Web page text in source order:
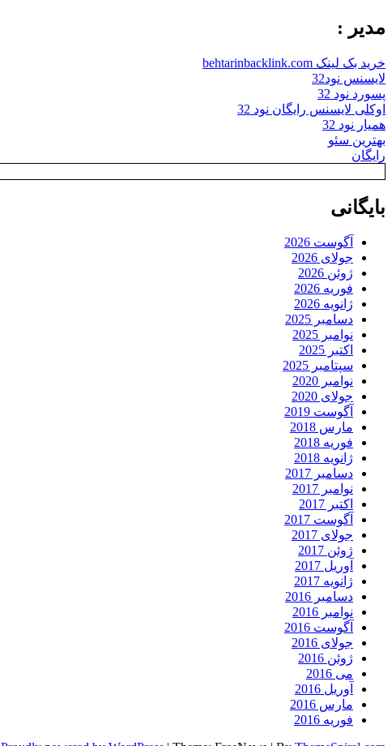
مدیر :
خرید بک لینک behtarinbacklink.com
لایسنس نود32
پسورد نود 32
اوکلی لایسنس رایگان نود 32
همیار نود 32
بهترین سئو
رایگان
بایگانی
آگوست 2026
جولای 2026
ژوئن 2026
فوریه 2026
ژانویه 2026
دسامبر 2025
نوامبر 2025
اکتبر 2025
سپتامبر 2025
نوامبر 2020
جولای 2020
آگوست 2019
مارس 2018
فوریه 2018
ژانویه 2018
دسامبر 2017
نوامبر 2017
اکتبر 2017
آگوست 2017
جولای 2017
ژوئن 2017
آوریل 2017
ژانویه 2017
دسامبر 2016
نوامبر 2016
آگوست 2016
جولای 2016
ژوئن 2016
می 2016
آوریل 2016
مارس 2016
فوریه 2016